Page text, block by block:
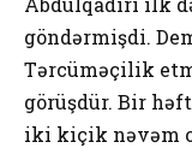
göndərmişdi.
Tərcüməçilik
görüşdür. Bir
iki kiçik nəvəm